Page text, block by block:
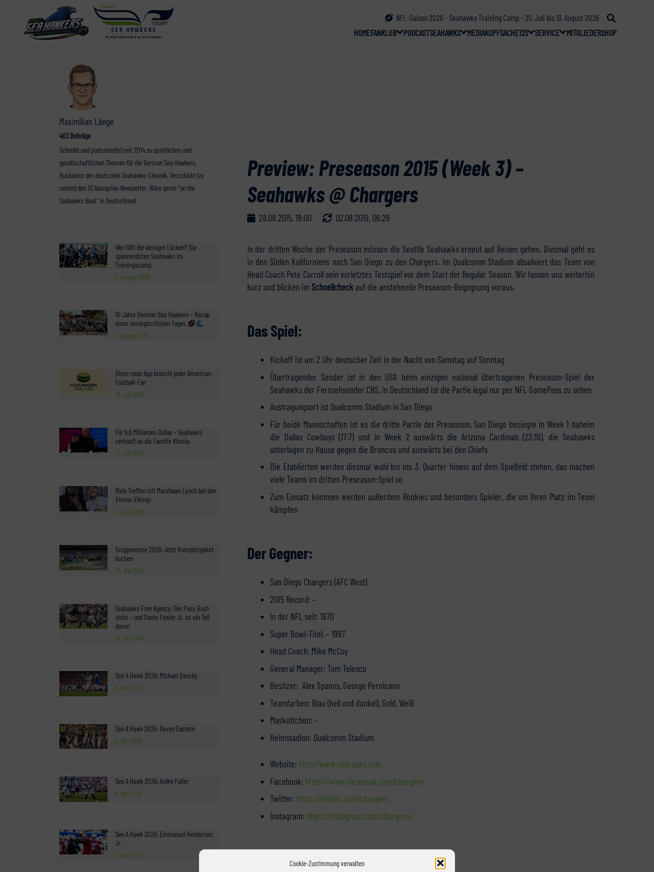
Cookie-Zustimmung verwalten
NFL-Saison 2026 – Seahawks Training Camp – 25. Juli bis 13. August 2026
HOMEFANKLUB PODCASTSEAHAWKS MEDIAKOPFSACHE12S SERVICE MITGLIEDERSHOP
Maximilian Länge
403 Beiträge
Schreibt und podcastet(e) seit 2014 zu sportlichen und
gesellschaftlichen Themen für die German Sea Hawkers.
Buchautor der deutschen Seahawks-Chronik. Verschickt (zu
selten) den SEAlosophie-Newsletter. Wäre gerne "on the
Seahawks Beat" in Deutschland.
Preview: Preseason 2015 (Week 3) –
Seahawks @ Chargers
28.08.2015, 18:00 02.08.2019, 06:29
Wer füllt die wenigen Lücken? Die
spannendsten Seahawks im
Trainingscamp
3. August 2026
10 Jahre German Sea Hawkers – Recap
eines unvergesslichen Tages
1. August 2026
Diese neue App braucht jeder American-
Football-Fan
16. Juli 2026
Für 9,6 Milliarden Dollar – Seahawks
verkauft an die Familie Khosla
12. Juli 2026
Mein Treffen mit Marshawn Lynch bei den
Vienna Vikings
3. Juni 2026
Gruppenreise 2026: Jetzt Komplettpaket
buchen
25. Mai 2026
Seahawks Free Agency: Der Pass Rush
steht – und Dante Fowler Jr. ist ein Teil
davon
10. Mai 2026
See A Hawk 2026: Michael Dansby
6. Mai 2026
See A Hawk 2026: Deven Eastern
5. Mai 2026
See A Hawk 2026: Andre Fuller
4. Mai 2026
See A Hawk 2026: Emmanuel Henderson
Jr.
3. Mai 2026
In der dritten Woche der Preseason müssen die Seattle Seahawks erneut auf Reisen gehen. Diesmal geht es
in den Süden Kaliforniens nach San Diego zu den Chargers. Im Qualcomm Stadium absolviert das Team von
Head Coach Pete Carroll sein vorletztes Testspiel vor dem Start der Regular Season. Wir fassen uns weiterhin
kurz und blicken im Schnellcheckauf die anstehende Preseason-Begegnung voraus.
Das Spiel:
Kickoff ist um 2 Uhr deutscher Zeit in der Nacht von Samstag auf Sonntag
Übertragender Sender ist in den USA beim einzigen national übertragenen Preseason-Spiel der
Seahawks der Fernsehsender CBS, in Deutschland ist die Partie legal nur per NFL GamePass zu sehen
Austragungsort ist Qualcomm Stadium in San Diego
Für beide Mannschaften ist es die dritte Partie der Preseason, San Diego besiegte in Week 1 daheim
die Dallas Cowboys (17:7) und in Week 2 auswärts die Arizona Cardinals (22:19), die Seahawks
unterlagen zu Hause gegen die Broncos und auswärts bei den Chiefs
Die Etablierten werden diesmal wohl bis ins 3. Quarter hinein auf dem Spielfeld stehen, das machen
viele Teams im dritten Preseason-Spiel so
Zum Einsatz kommen werden außerdem Rookies und besonders Spieler, die um ihren Platz im Team
kämpfen
Der Gegner:
San Diego Chargers (AFC West)
2015 Record: –
In der NFL seit: 1970
Super Bowl-Titel: – 1997
Head Coach: Mike McCoy
General Manager: Tom Telesco
Besitzer: Alex Spanos, George Pernicano
Teamfarben: Blau (hell und dunkel), Gold, Weiß
Maskottchen: –
Heimstadion: Qualcomm Stadium
Website: http://www.chargers.com
Facebook: https://www.facebook.com/chargers
Twitter: https://twitter.com/chargers
Instagram: https://instagram.com/chargers/
Die Spieler: